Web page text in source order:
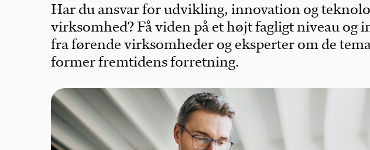
Har du ansvar for udvikling, innovation og
virksomhed? Få viden på et højt fagligt niveau og
fra førende virksomheder og eksperter om de
former fremtidens forretning.